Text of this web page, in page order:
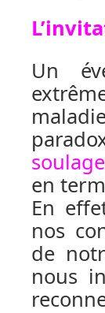
Un
en
En
nos
de
nous